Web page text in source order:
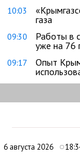
10:03
газа
09:30
Работы в
уже на 76
09:17
Опыт
6 августа 2026